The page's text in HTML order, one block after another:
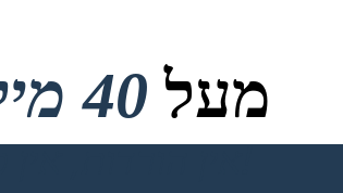
מעל 40 מיליון
אין הורדות, אין כרטיס אשראי ואין צורך בכניסה כדי לנסות!